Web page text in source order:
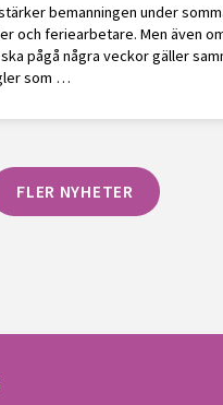
bemanningen under
och feriearbetare. Men även
pågå några veckor gäller
som …
FLER NYHETER